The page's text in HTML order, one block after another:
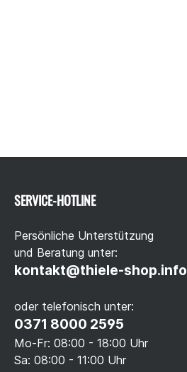
SERVICE-HOTLINE
Persönliche Unterstützung
und Beratung unter:
kontakt@thiele-shop.info
oder telefonisch unter:
0371 8000 2595
Mo-Fr: 08:00 - 18:00 Uhr
Sa: 08:00 - 11:00 Uhr